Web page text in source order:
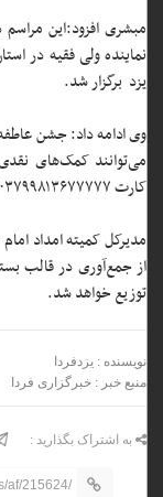
مبشری افزود:این مراسم
نماینده ولی فقیه در
یزد برگزار شد.
می‌توانند کمک‌های نقدی
کارت ۶۰۳۷۹۹۸۱۳۶۷۷۷۷۷ و یا کد دستوری *۸۸۷۷*۰۳۵# واریز کنند.
مدیرکل کمیته امداد
توزیع خواهد شد.
نویسنده : یزدفردا
منبع خبر : خبرگزاری فردا
به اشتراک بگذارید :
af/215624/